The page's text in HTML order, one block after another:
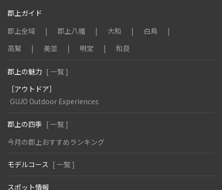
郡上ガイド
郡上全域
郡上八幡 大和
白鳥
高鷲
美並 明宝 和良
郡上の魅力 [ 一覧 ]
［アウトドア］
GUJO Outdoor Experiences
郡上の四季 [ 一覧 ]
今月の郡上おすすめランキング
モデルコース [ 一覧 ]
スポット情報